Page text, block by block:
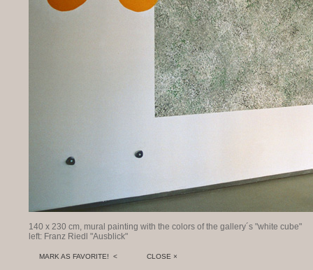
140 x 230 cm, mural painting with the colors of the gallery´s "white cube"
left: Franz Riedl "Ausblick"
MARK AS FAVORITE! < CLOSE ×